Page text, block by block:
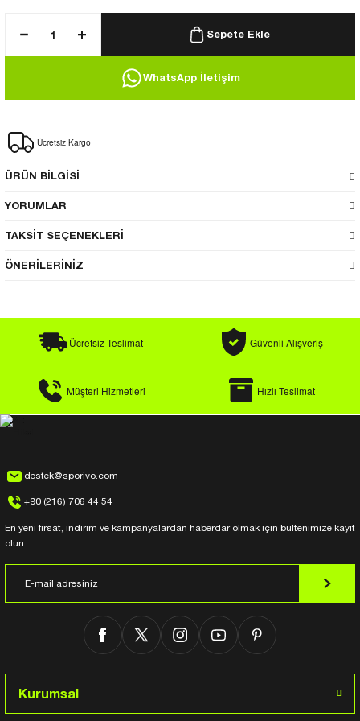
Sepete Ekle
WhatsApp İletişim
Ücretsiz Kargo
ÜRÜN BİLGİSİ
YORUMLAR
TAKSİT SEÇENEKLERİ
ÖNERİLERİNİZ
Ücretsiz Teslimat Güvenli Alışveriş
Müşteri Hizmetleri Hızlı Teslimat
destek@sporivo.com
+90 (216) 706 44 54
En yeni fırsat, indirim ve kampanyalardan haberdar olmak için bültenimize kayıt
olun.
Kurumsal